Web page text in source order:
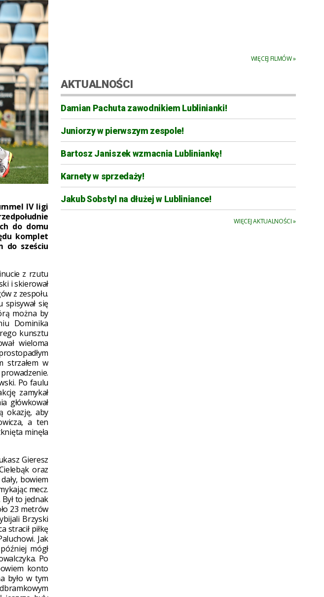
IV ligi
do domu
komplet
do sześciu
z rzutu
i skierował
z zespołu.
się
można by
Dominika
kunsztu
wieloma
strzałem w
Po faulu
zamykał
główkował
okazję, aby
a ten
minęła
Gieresz
oraz
bowiem
mecz.
to jednak
23 metrów
Brzyski
stracił piłkę
Jak
mógł
Po
konto
było w tym
WIĘCEJ FILMÓW »
AKTUALNOŚCI
Damian Pachuta zawodnikiem Lublinianki!
Juniorzy w pierwszym zespole!
Bartosz Janiszek wzmacnia Lubliniankę!
Karnety w sprzedaży!
Jakub Sobstyl na dłużej w Lubliniance!
WIĘCEJ AKTUALNOŚCI »